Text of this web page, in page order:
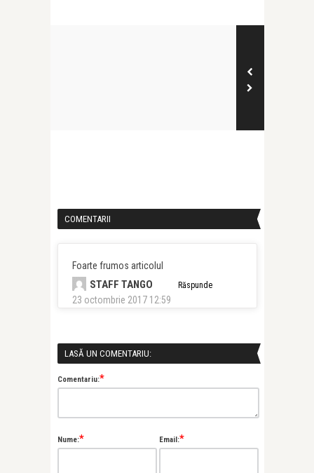
COMENTARII
Foarte frumos articolul
STAFF TANGO
23 octombrie 2017 12:59
Răspunde
LASĂ UN COMENTARIU:
Comentariu:*
Nume:* Email:*